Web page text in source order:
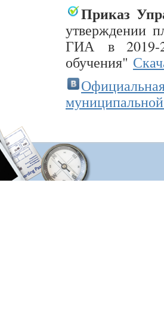
Приказ
утверждении
ГИА в 2019-
обучения"